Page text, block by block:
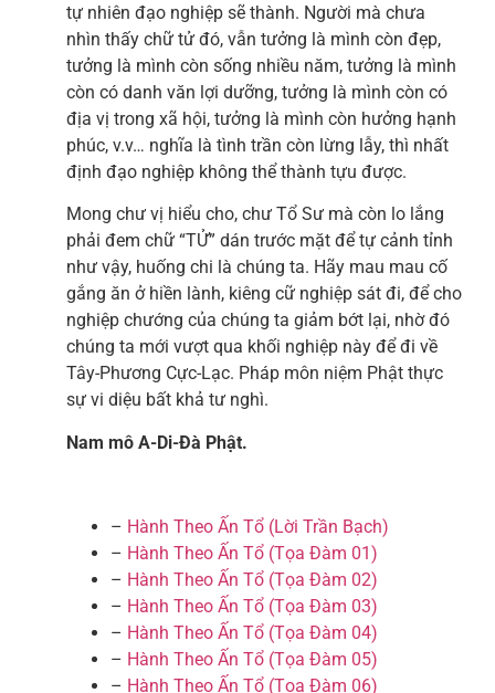
tự nhiên đạo nghiệp sẽ thành. Người mà chưa
nhìn thấy chữ tử đó, vẫn tưởng là mình còn đẹp,
tưởng là mình còn sống nhiều năm, tưởng là mình
còn có danh văn lợi dưỡng, tưởng là mình còn có
địa vị trong xã hội, tưởng là mình còn hưởng hạnh
phúc, v.v… nghĩa là tình trần còn lừng lẫy, thì nhất
định đạo nghiệp không thể thành tựu được.
Mong chư vị hiểu cho, chư Tổ Sư mà còn lo lắng
phải đem chữ “TỬ” dán trước mặt để tự cảnh tỉnh
như vậy, huống chi là chúng ta. Hãy mau mau cố
gắng ăn ở hiền lành, kiêng cữ nghiệp sát đi, để cho
nghiệp chướng của chúng ta giảm bớt lại, nhờ đó
chúng ta mới vượt qua khối nghiệp này để đi về
Tây-Phương Cực-Lạc. Pháp môn niệm Phật thực
sự vi diệu bất khả tư nghì.
Nam mô A-Di-Đà Phật.
– Hành Theo Ấn Tổ (Lời Trần Bạch)
– Hành Theo Ấn Tổ (Tọa Đàm 01)
– Hành Theo Ấn Tổ (Tọa Đàm 02)
– Hành Theo Ấn Tổ (Tọa Đàm 03)
– Hành Theo Ấn Tổ (Tọa Đàm 04)
– Hành Theo Ấn Tổ (Tọa Đàm 05)
– Hành Theo Ấn Tổ (Tọa Đàm 06)